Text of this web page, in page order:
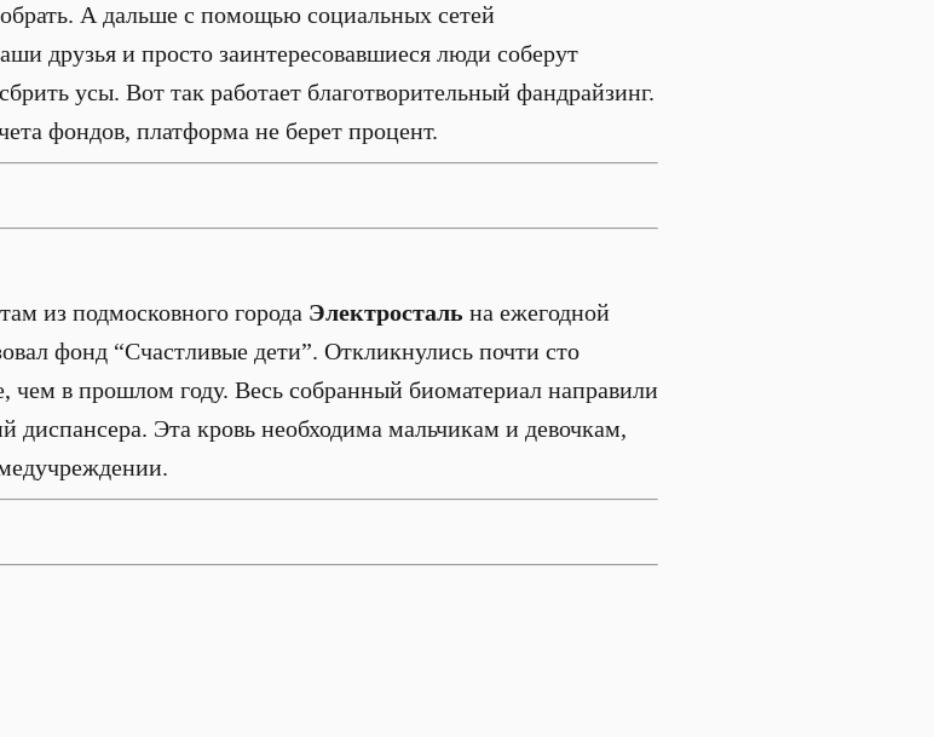
А дальше с помощью социальных сетей
друзья и просто заинтересовавшиеся люди соберут
усы. Вот так работает благотворительный фандрайзинг.
фондов, платформа не берет процент.
из подмосковного города Электросталь на ежегодной
фонд “Счастливые дети”. Откликнулись почти сто
чем в прошлом году. Весь собранный биоматериал направили
диспансера. Эта кровь необходима мальчикам и девочкам,